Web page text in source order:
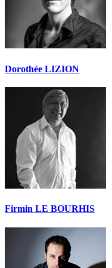
Dorothée LIZION
Firmin LE BOURHIS